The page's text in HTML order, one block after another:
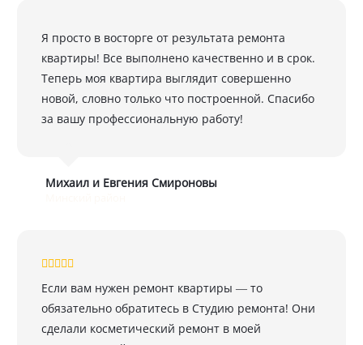
Я просто в восторге от результата ремонта
квартиры! Все выполнено качественно и в срок.
Теперь моя квартира выглядит совершенно
новой, словно только что построенной. Спасибо
за вашу профессиональную работу!
Михаил и Евгения Смироновы
Если вам нужен ремонт квартиры — то
обязательно обратитесь в Студию ремонта! Они
сделали косметический ремонт в моей